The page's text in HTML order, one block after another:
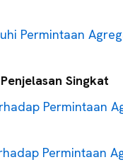
Permintaan
Singkat
Permintaan
Permintaan